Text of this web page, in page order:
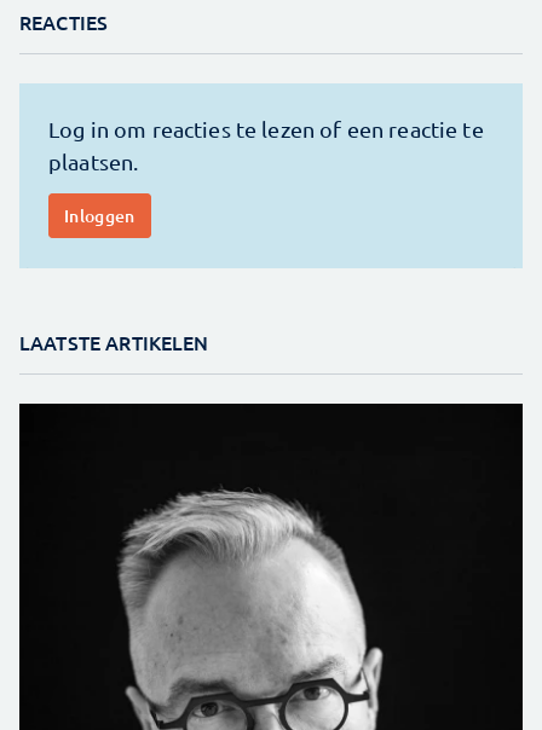
REACTIES
LAATSTE ARTIKELEN